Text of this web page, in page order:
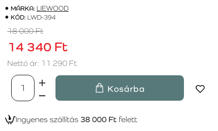
MÁRKA: LIEWOOD
KÓD: LWD-394
14 340 Ft
18 000 Ft
Nettó ár: 11 290 Ft
Kosárba
Ingyenes szállítás 38 000 Ft felett